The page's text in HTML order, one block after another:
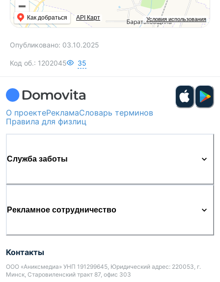
Условия использования
Как добраться API Карт
Опубликовано: 03.10.2025
Код об.: 1202045 35
О проектеРекламаСловарь терминов
Правила для физлиц
Служба заботы
Рекламное сотрудничество
Контакты
ООО «Аниксмедиа» УНП 191299645, Юридический адрес: 220053, г.
Минск, Старовиленский тракт 87, офис 303